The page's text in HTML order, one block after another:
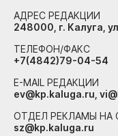
АДРЕС РЕДАКЦИИ
248000, г. Калуга,
ТЕЛЕФОН/ФАКС
+7(4842)79-04-54
E-MAIL РЕДАКЦИИ
ev@kp.kaluga.ru,
ОТДЕЛ РЕКЛАМЫ НА
sz@kp.kaluga.ru